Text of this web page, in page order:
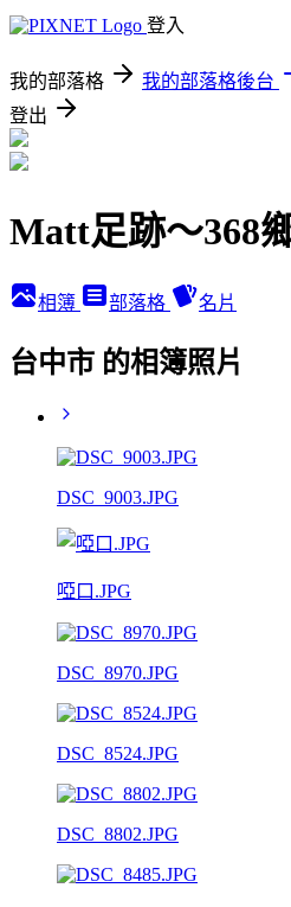
登入
我的部落格 我的部落格後台
登出
Matt足跡～368
相簿 部落格 名片
台中市 的相簿照片
DSC_9003.JPG
啞口.JPG
DSC_8970.JPG
DSC_8524.JPG
DSC_8802.JPG